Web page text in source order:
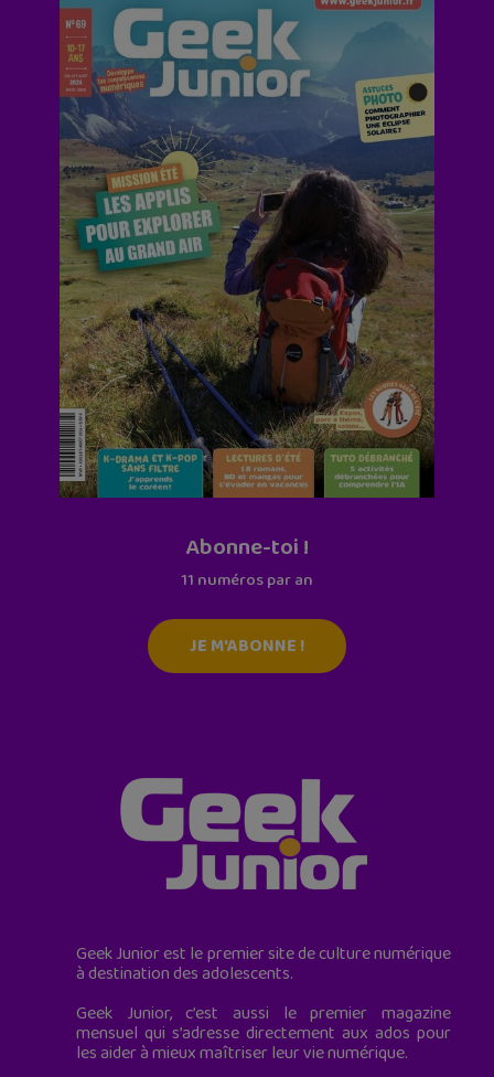
Abonne-toi !
11 numéros par an
JE M'ABONNE !
Geek Junior est le premier site de culture numérique
à destination des adolescents.
Geek Junior, c’est aussi le premier magazine
mensuel qui s’adresse directement aux ados pour
les aider à mieux maîtriser leur vie numérique.